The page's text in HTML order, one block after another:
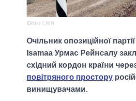
Фото ERR
Очільник опозиційної партії
Isamaa Урмас Рейнсалу
східний кордон країни
повітряного простору
винищувачами.